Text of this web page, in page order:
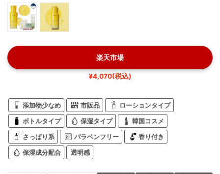
楽天市場
¥4,070(税込)
添加物少なめ 市販品 ローションタイプ
ボトルタイプ 保湿タイプ 韓国コスメ
さっぱり系 パラベンフリー 香り付き
保湿成分配合 透明感